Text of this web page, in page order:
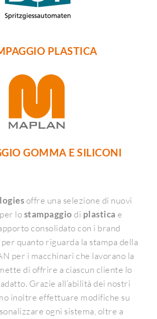
PLASTICA
GOMMA E SILICONI
offre una selezione di nuovi
per lostampaggio di plastica e
consolidato con i brand
quanto riguarda la stampa della
per i macchinari che lavorano la
di offrire a ciascun cliente lo
Grazie all’abilità dei nostri
inoltre effettuare modifiche su
ogni sistema, oltre a